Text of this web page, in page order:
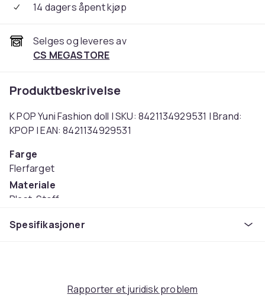
14 dagers åpent kjøp
Selges og leveres av
CS MEGASTORE
Produktbeskrivelse
K POP Yuni Fashion doll | SKU: 8421134929531 | Brand:
KPOP | EAN: 8421134929531
Farge
Flerfarget
Materiale
Plast, Stoff
3
Produktsikkerhetsinformasjon
Spesifikasjoner
Rapporter et juridisk problem